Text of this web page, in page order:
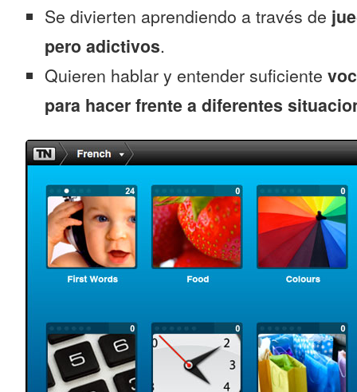
Se divierten aprendiendo a través de
pero adictivos.
Quieren hablar y entender suficiente
para hacer frente a diferentes